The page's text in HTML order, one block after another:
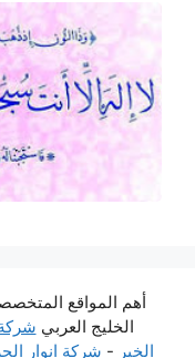
أهم المواقع
الخليج العربي
الخير - شركة انوار